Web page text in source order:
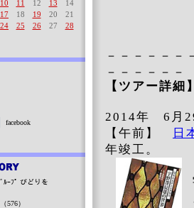
－－－－－－
－－－－－－
【ツアー詳細
2014年 6月
【午前】
日
年竣工。
10 11 12 13
14
17 18 19 20
21
24 25 26 27
28
facebook
ﾙｰﾌﾟ びどりを
576）